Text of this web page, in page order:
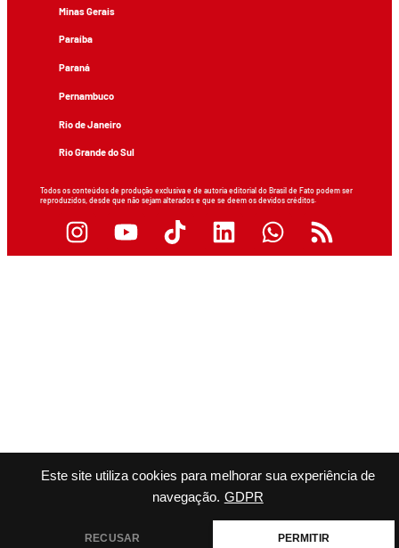
Este site utiliza cookies para melhorar sua experiência de
navegação. GDPR
RECUSAR PERMITIR
Minas Gerais
Paraíba
Paraná
Pernambuco
Rio de Janeiro
Rio Grande do Sul
Todos os conteúdos de produção exclusiva e de autoria editorial do Brasil de Fato podem ser
reproduzidos, desde que não sejam alterados e que se deem os devidos créditos.